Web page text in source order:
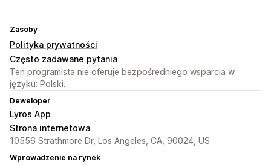
Zasoby
Polityka prywatności
Często zadawane pytania
Ten programista nie oferuje bezpośredniego wsparcia w
języku: Polski.
Deweloper
Lyros App
Strona internetowa
10556 Strathmore Dr, Los Angeles, CA, 90024, US
Wprowadzenie na rynek